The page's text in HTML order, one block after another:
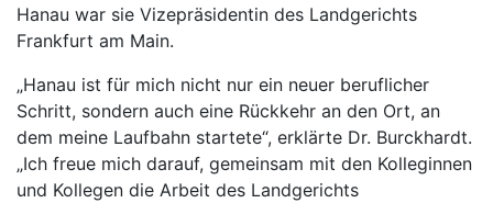
Hanau war sie Vizepräsidentin des Landgerichts
Frankfurt am Main.
„Hanau ist für mich nicht nur ein neuer beruflicher
Schritt, sondern auch eine Rückkehr an den Ort, an
dem meine Laufbahn startete“, erklärte Dr. Burckhardt.
„Ich freue mich darauf, gemeinsam mit den Kolleginnen
und Kollegen die Arbeit des Landgerichts